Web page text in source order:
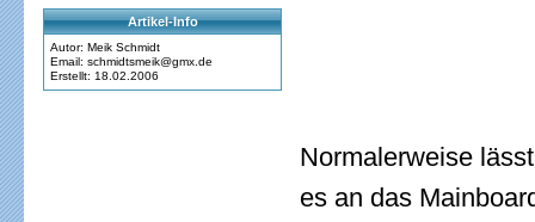
Artikel-Info
Autor: Meik Schmidt
Email: schmidtsmeik@gmx.de
Erstellt: 18.02.2006
Normalerweise
es an das